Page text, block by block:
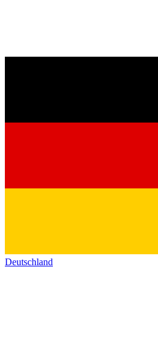
Deutschland